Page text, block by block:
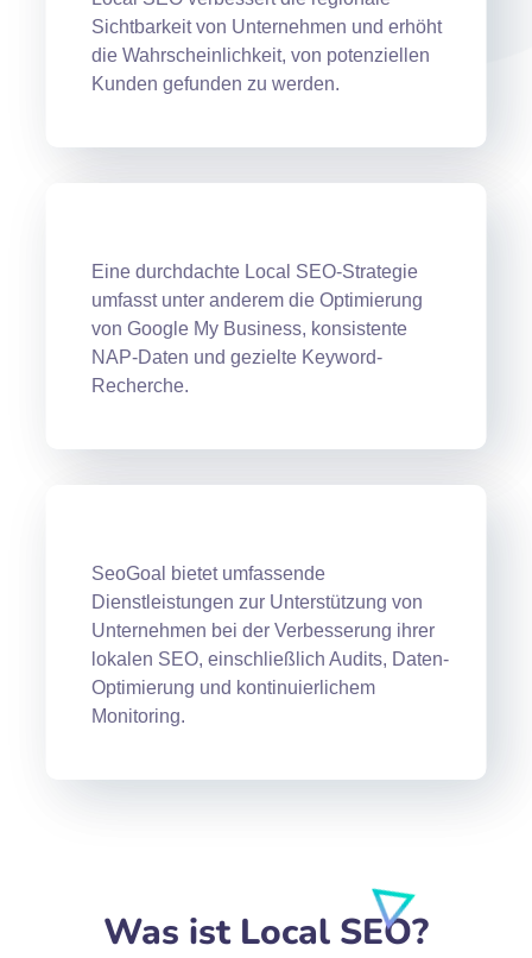
Sichtbarkeit von Unternehmen und erhöht
die Wahrscheinlichkeit, von potenziellen
Kunden gefunden zu werden.
Eine durchdachte Local SEO-Strategie
umfasst unter anderem die Optimierung
von Google My Business, konsistente
NAP-Daten und gezielte Keyword-
Recherche.
SeoGoal bietet umfassende
Dienstleistungen zur Unterstützung von
Unternehmen bei der Verbesserung ihrer
lokalen SEO, einschließlich Audits, Daten-
Optimierung und kontinuierlichem
Monitoring.
Was ist Local SEO?